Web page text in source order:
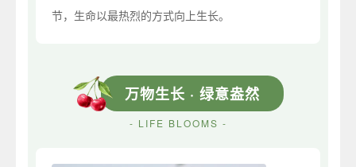
节，生命以最热烈的方式向上生长。
万物生长 · 绿意盎然
- LIFE BLOOMS -